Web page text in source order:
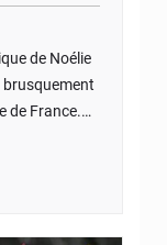
de Noélie
brusquement
de France.…